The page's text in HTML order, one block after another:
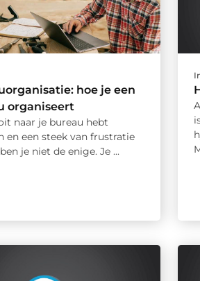
hoe je een
organiseert
naar je bureau hebt
en een steek van frustratie
je niet de enige. Je ...